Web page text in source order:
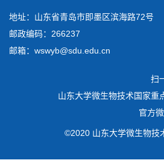
地址：山东省青岛市即墨区滨海路72号
邮政编码：266237
邮箱：wswyb@sdu.edu.cn
扫
山东大学微生物技术国家重
官方
©2020 山东大学微生物技